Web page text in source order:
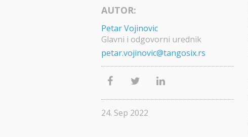
AUTOR:
Petar Vojinovic
Glavni i odgovorni urednik
petar.vojinovic@tangosix.rs
24. Sep 2022